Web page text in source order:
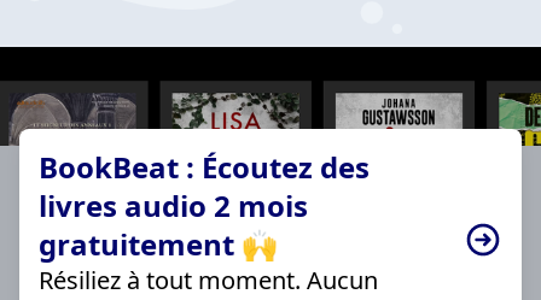
BookBeat : Écoutez des
livres audio 2 mois
gratuitement 🙌
Résiliez à tout moment. Aucun